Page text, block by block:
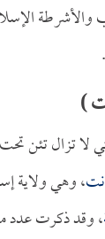
)
لا تزال تئن
، وهي ولاية
، وقد ذكرت عدد